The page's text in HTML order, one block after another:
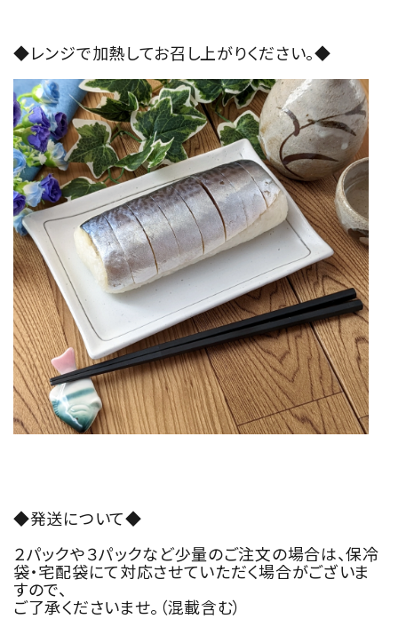
◆レンジで加熱してお召し上がりください。◆
◆発送について◆
２パックや３パックなど少量のご注文の場合は、保冷
袋・宅配袋にて対応させていただく場合がございま
すので、
ご了承くださいませ。（混載含む）